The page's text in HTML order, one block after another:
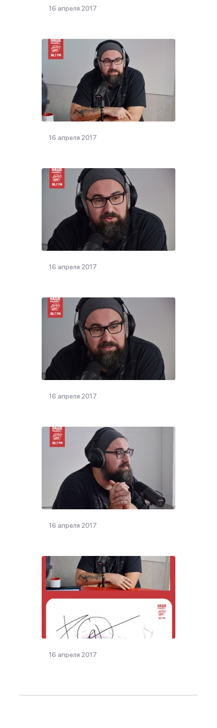
16 апреля 2017
16 апреля 2017
16 апреля 2017
16 апреля 2017
16 апреля 2017
16 апреля 2017